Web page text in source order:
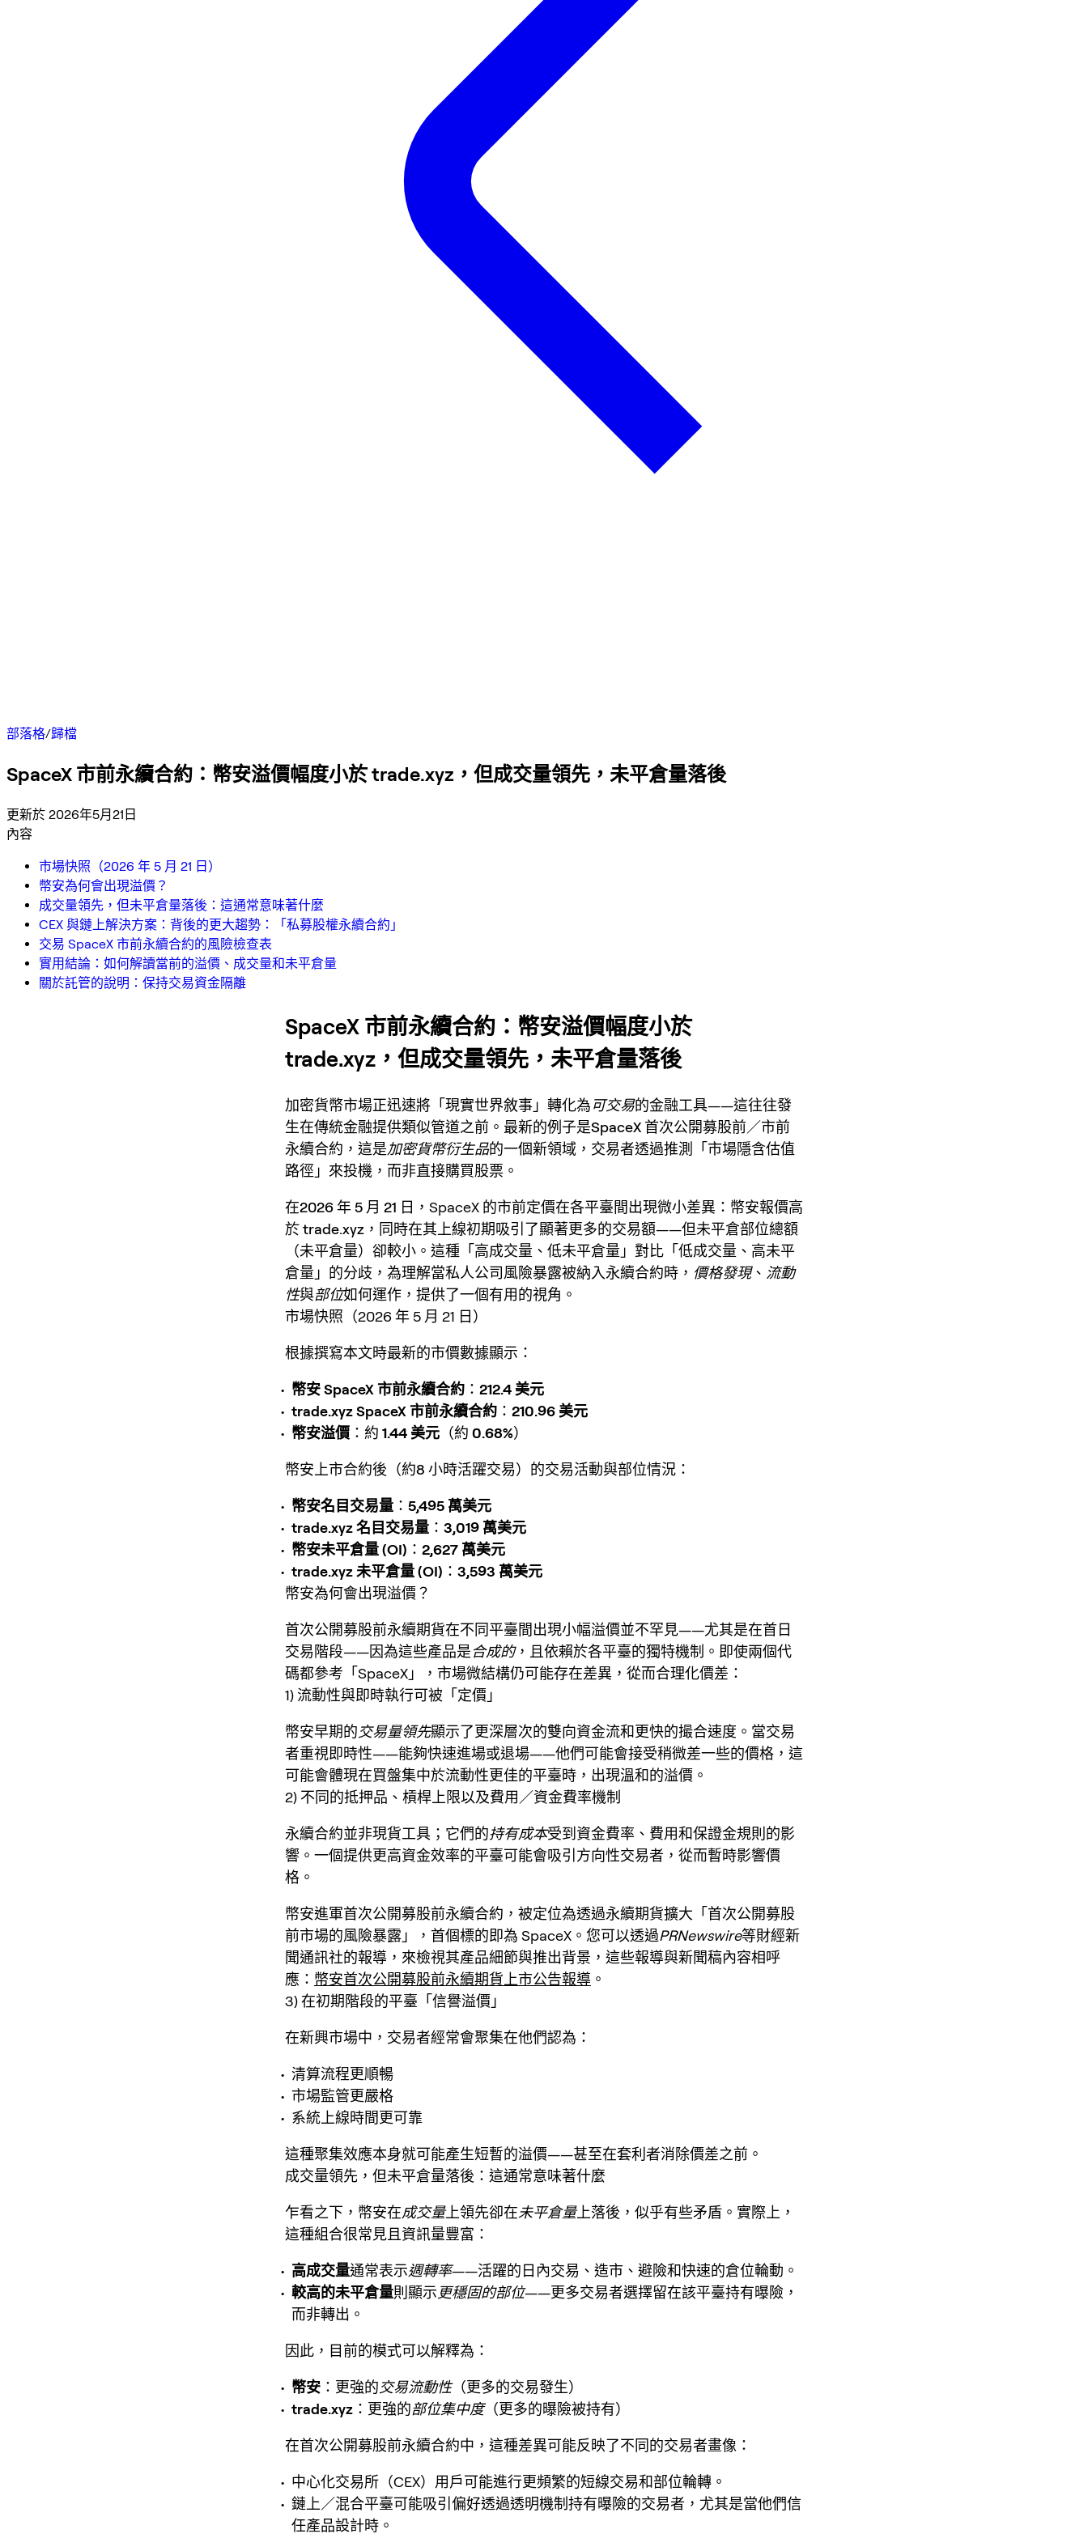
部落格/歸檔
SpaceX 市前永續合約：幣安溢價幅度小於 trade.xyz，但成交量領先，未平倉量落後
更新於 2026年5月21日
內容
市場快照（2026 年 5 月 21 日）
幣安為何會出現溢價？
成交量領先，但未平倉量落後：這通常意味著什麼
CEX 與鏈上解決方案：背後的更大趨勢：「私募股權永續合約」
交易 SpaceX 市前永續合約的風險檢查表
實用結論：如何解讀當前的溢價、成交量和未平倉量
關於託管的說明：保持交易資金隔離
SpaceX 市前永續合約：幣安溢價幅度小於
trade.xyz，但成交量領先，未平倉量落後
加密貨幣市場正迅速將「現實世界敘事」轉化為可交易的金融工具——這往往發
生在傳統金融提供類似管道之前。最新的例子是SpaceX 首次公開募股前／市前
永續合約 ，這是加密貨幣衍生品的一個新領域，交易者透過推測「市場隱含估值
路徑」來投機，而非直接購買股票。
在2026 年 5 月 21 日 ，SpaceX 的市前定價在各平臺間出現微小差異： 幣安報價高
於trade.xyz ，同時在其上線初期吸引了顯著更多的交易額——但未平倉部位總額
（未平倉量）卻較小。這種「高成交量、低未平倉量」對比「低成交量、高未平
倉量」的分歧，為理解當私人公司風險暴露被納入永續合約時， 價格發現、 流動
性與部位如何運作，提供了一個有用的視角。
市場快照（2026 年 5 月 21 日）
根據撰寫本文時最新的市價數據顯示：
幣安 SpaceX 市前永續合約 ： 212.4 美元
trade.xyz SpaceX 市前永續合約 ： 210.96 美元
幣安溢價 ：約 1.44 美元 （約 0.68%）
幣安上市合約後（約8 小時活躍交易）的交易活動與部位情況：
幣安名目交易量 ： 5,495 萬美元
trade.xyz 名目交易量 ： 3,019 萬美元
幣安未平倉量 (OI) ： 2,627 萬美元
trade.xyz 未平倉量 (OI) ： 3,593 萬美元
幣安為何會出現溢價？
首次公開募股前永續期貨在不同平臺間出現小幅溢價並不罕見——尤其是在首日
交易階段——因為這些產品是合成的，且依賴於各平臺的獨特機制。即使兩個代
碼都參考「SpaceX」，市場微結構仍可能存在差異，從而合理化價差：
1) 流動性與即時執行可被「定價」
幣安早期的交易量領先顯示了更深層次的雙向資金流和更快的撮合速度。當交易
者重視即時性——能夠快速進場或退場——他們可能會接受稍微差一些的價格，這
可能會體現在買盤集中於流動性更佳的平臺時，出現溫和的溢價。
2) 不同的抵押品、槓桿上限以及費用／資金費率機制
永續合約並非現貨工具；它們的持有成本受到資金費率、費用和保證金規則的影
響。一個提供更高資金效率的平臺可能會吸引方向性交易者，從而暫時影響價
格。
幣安進軍首次公開募股前永續合約，被定位為透過永續期貨擴大「首次公開募股
前市場的風險暴露」，首個標的即為 SpaceX。您可以透過PRNewswire等財經新
聞通訊社的報導，來檢視其產品細節與推出背景，這些報導與新聞稿內容相呼
應： 幣安首次公開募股前永續期貨上市公告報導 。
3) 在初期階段的平臺「信譽溢價」
在新興市場中，交易者經常會聚集在他們認為：
清算流程更順暢
市場監管更嚴格
系統上線時間更可靠
這種聚集效應本身就可能產生短暫的溢價——甚至在套利者消除價差之前。
成交量領先，但未平倉量落後：這通常意味著什麼
乍看之下，幣安在成交量上領先卻在未平倉量上落後，似乎有些矛盾。實際上，
這種組合很常見且資訊量豐富：
高成交量通常表示週轉率——活躍的日內交易、造市、避險和快速的倉位輪動。
較高的未平倉量則顯示 更穩固的部位——更多交易者選擇留在該平臺持有曝險，
而非轉出。
因此，目前的模式可以解釋為：
幣安 ：更強的交易流動性（更多的交易發生）
trade.xyz ：更強的部位集中度（更多的曝險被持有）
在首次公開募股前永續合約中，這種差異可能反映了不同的交易者畫像：
中心化交易所（CEX）用戶可能進行更頻繁的短線交易和部位輪轉。
鏈上／混合平臺可能吸引偏好透過透明機制持有曝險的交易者，尤其是當他們信
任產品設計時。